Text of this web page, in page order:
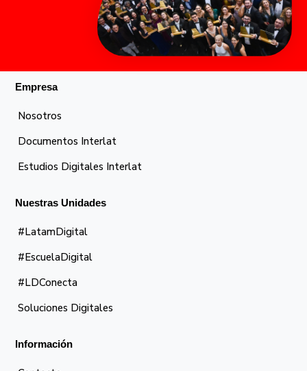
Empresa
Nosotros
Documentos Interlat
Estudios Digitales Interlat
Nuestras Unidades
#LatamDigital
#EscuelaDigital
#LDConecta
Soluciones Digitales
Información